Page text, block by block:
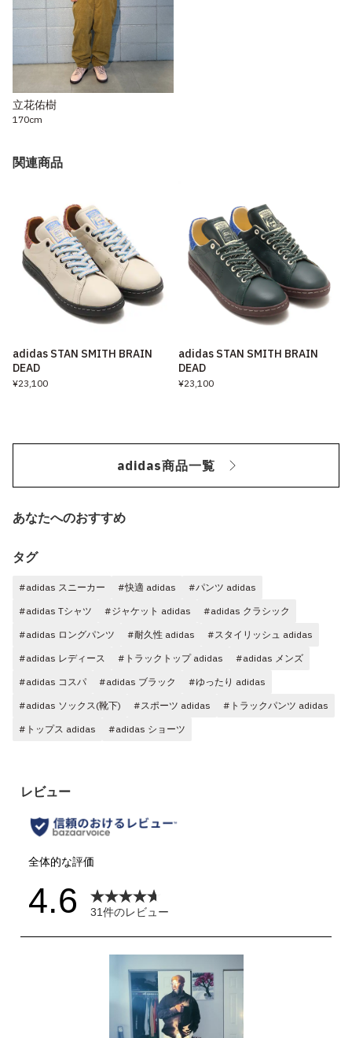
立花佑樹
170cm
関連商品
adidas STAN SMITH BRAIN
DEAD
¥23,100
adidas STAN SMITH BRAIN
DEAD
¥23,100
adidas商品一覧
あなたへのおすすめ
タグ
#adidas スニーカー #快適 adidas
#パンツ adidas
#adidas Tシャツ
#ジャケット adidas
#adidas クラシック
#adidas ロングパンツ
#耐久性 adidas
#スタイリッシュ adidas
#adidas レディース
#トラックトップ adidas
#adidas メンズ
#adidas コスパ
#adidas ブラック
#ゆったり adidas
#adidas ソックス(靴下)
#スポーツ adidas
#トラックパンツ adidas
#トップス adidas
#adidas ショーツ